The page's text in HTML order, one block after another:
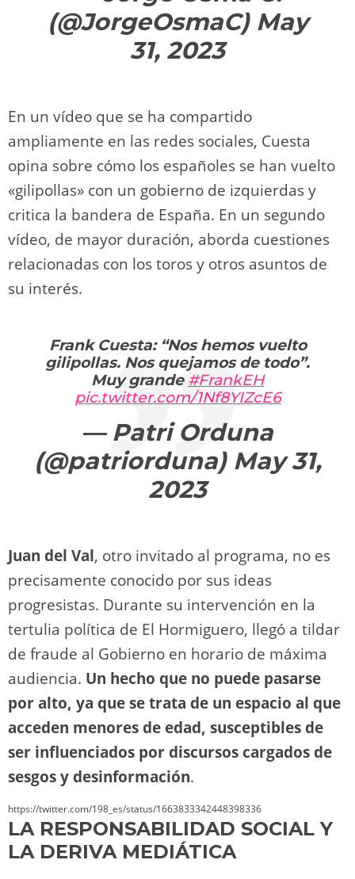
(@JorgeOsmaC) May
31, 2023
En un vídeo que se ha compartido
ampliamente en las redes sociales, Cuesta
opina sobre cómo los españoles se han vuelto
«gilipollas» con un gobierno de izquierdas y
critica la bandera de España. En un segundo
vídeo, de mayor duración, aborda cuestiones
relacionadas con los toros y otros asuntos de
su interés.
Frank Cuesta: “Nos hemos vuelto
gilipollas. Nos quejamos de todo”.
Muy grande #FrankEH
pic.twitter.com/1Nf8YIZcE6
— Patri Orduna
(@patriorduna) May 31,
2023
Juan del Val, otro invitado al programa, no es
precisamente conocido por sus ideas
progresistas. Durante su intervención en la
tertulia política de El Hormiguero, llegó a tildar
de fraude al Gobierno en horario de máxima
audiencia. Un hecho que no puede pasarse
por alto, ya que se trata de un espacio al que
acceden menores de edad, susceptibles de
ser influenciados por discursos cargados de
sesgos y desinformación.
https://twitter.com/198_es/status/1663833342448398336
LA RESPONSABILIDAD SOCIAL Y
LA DERIVA MEDIÁTICA